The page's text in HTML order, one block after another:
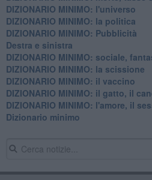
DIZIONARIO MINIMO: l'universo
DIZIONARIO MINIMO: la politica
DIZIONARIO MINIMO: Pubblicità
Destra e sinistra
DIZIONARIO MINIMO: sociale,
DIZIONARIO MINIMO: la scissione
DIZIONARIO MINIMO: il vaccino
DIZIONARIO MINIMO: il gatto, il
DIZIONARIO MINIMO: l'amore, il
Dizionario minimo